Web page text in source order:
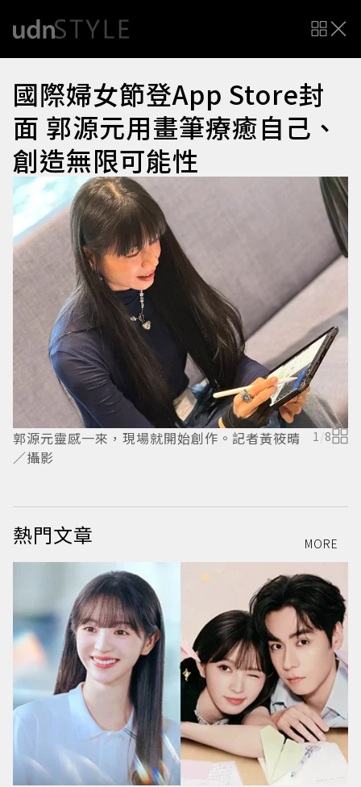
國際婦女節登App Store封
面 郭源元用畫筆療癒自己、
創造無限可能性
郭源元靈感一來，現場就開始創作。記者黃筱晴
／攝影
1/8
熱門文章 MORE